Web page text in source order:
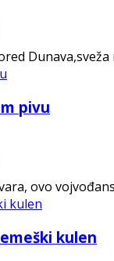
pivu
ovo
kulen